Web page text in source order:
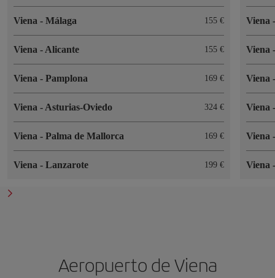
Viena - Málaga 155 €
Viena - Alicante 155 €
Viena - Pamplona 169 €
Viena - Asturias-Oviedo 324 €
Viena - Palma de Mallorca 169 €
Viena - Lanzarote 199 €
Viena
Viena
Viena
Viena
Viena
Viena
Aeropuerto de Viena